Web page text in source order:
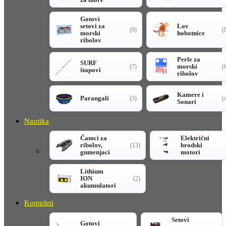
Gotovi
setovi za
morski
ribolov
(9)
Lov
hobotnice
SURF
štapovi
(7)
Perle za
morski
ribolov
Parangali (5)
Kamere i
Sonari
Nautika
Čamci za
ribolov,
gumenjaci
(13)
Električni
brodski
motori
Lithium
ION
akumulatori
(2)
Kompleti
Gotovi
Setovi